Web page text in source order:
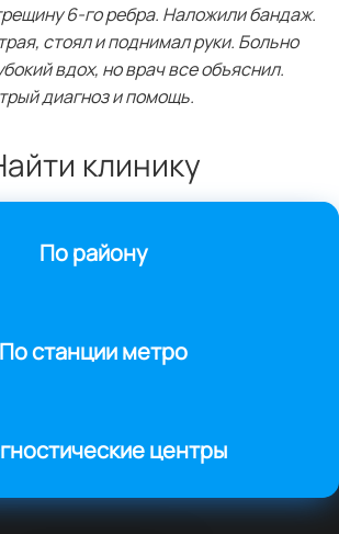
6-го ребра. Наложили бандаж.
стоял и поднимал руки. Больно
вдох, но врач все объяснил.
диагноз и помощь.
клинику
По району
По станции метро
центры